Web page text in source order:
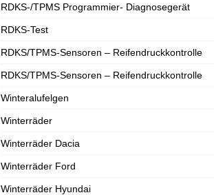
RDKS-/TPMS Programmier- Diagnosegerät
RDKS-Test
RDKS/TPMS-Sensoren – Reifendruckkontrolle
RDKS/TPMS-Sensoren – Reifendruckkontrolle
Winteralufelgen
Winterräder
Winterräder Dacia
Winterräder Ford
Winterräder Hyundai